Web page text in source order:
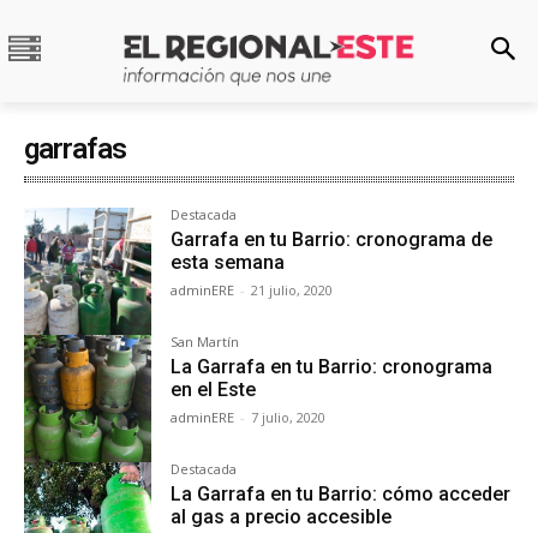
garrafas
Destacada
Garrafa en tu Barrio: cronograma de
esta semana
adminERE - 21 julio, 2020
San Martín
La Garrafa en tu Barrio: cronograma
en el Este
adminERE - 7 julio, 2020
Destacada
La Garrafa en tu Barrio: cómo acceder
al gas a precio accesible